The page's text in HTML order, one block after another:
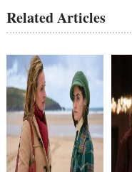
Related Articles